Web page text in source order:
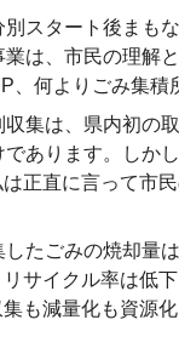
スタート後まも
は、市民の理解
、何よりごみ集積
集は、県内初の
あります。しか
正直に言って市
たごみの焼却量
サイクル率は低
も減量化も資源